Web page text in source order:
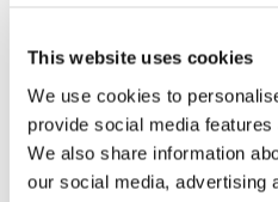
This website uses cookies
We use cookies to
provide social media
We also share information
our social media, advertising
Heinäkuun TOP 10 -
Aurora Estate, Ylläsjärvi➜
Ravintola Roux, Lahti➜